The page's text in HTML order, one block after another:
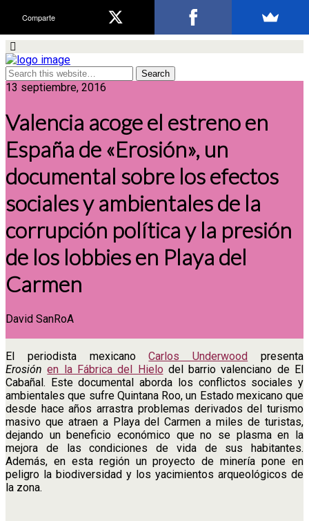
13 septiembre, 2016
Valencia acoge el estreno en
España de «Erosión», un
documental sobre los efectos
sociales y ambientales de la
corrupción política y la presión
de los lobbies en Playa del
Carmen
David SanRoA
El periodista mexicanoCarlos Underwood presenta
Erosión en la Fábrica del Hielo del barrio valenciano de El
Cabañal. Este documental aborda los conflictos sociales y
ambientales que sufre Quintana Roo, un Estado mexicano que
desde hace años arrastra problemas derivados del turismo
masivo que atraen a Playa del Carmen a miles de turistas,
dejando un beneficio económico que no se plasma en la
mejora de las condiciones de vida de sus habitantes.
Además, en esta región un proyecto de minería pone en
peligro la biodiversidad y los yacimientos arqueológicos de
la zona.
Comparte